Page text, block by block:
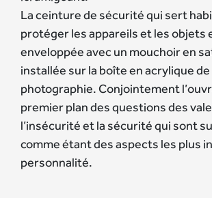
La ceinture de sécurité qui sert
protéger les appareils et les objets
enveloppée avec un mouchoir en
installée sur la boîte en acrylique de
photographie. Conjointement
premier plan des questions des
l’insécurité et la sécurité qui sont
comme étant des aspects les plus
personnalité.